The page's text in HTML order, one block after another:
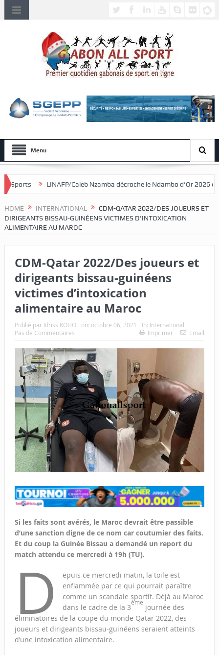
Menu
LINAFP/Caleb Nzamba décroche le Ndambo d’Or 2026 et Alain
HOME INTERNATIONAL
CDM-QATAR 2022/DES JOUEURS ET
DIRIGEANTS BISSAU-GUINÉENS VICTIMES D’INTOXICATION
ALIMENTAIRE AU MAROC
CDM-Qatar 2022/Des joueurs et
dirigeants bissau-guinéens
victimes d’intoxication
alimentaire au Maroc
Publié par Idriss KOHO on: octobre 06, 2021 In: International
Pas de Commentaires
Imprimer Email
Si les faits sont avérés, le Maroc devrait être passible
d’une sanction digne de ce nom car coutumier des faits.
Et du coup la Guinée Bissau a demandé un report du
match attendu ce mercredi à 19h (TU).
D
epuis ce mercredi matin, la toile est
enflammée par ce qui pourrait paraître
comme un scandale sportif. Déjà au Maroc
dans le cadre de la 3
ème
journée des
éliminatoires de la coupe du monde Qatar 2022, des
joueurs et dirigeants bissau-guinéens seraient atteints
d’une intoxication alimentaire.